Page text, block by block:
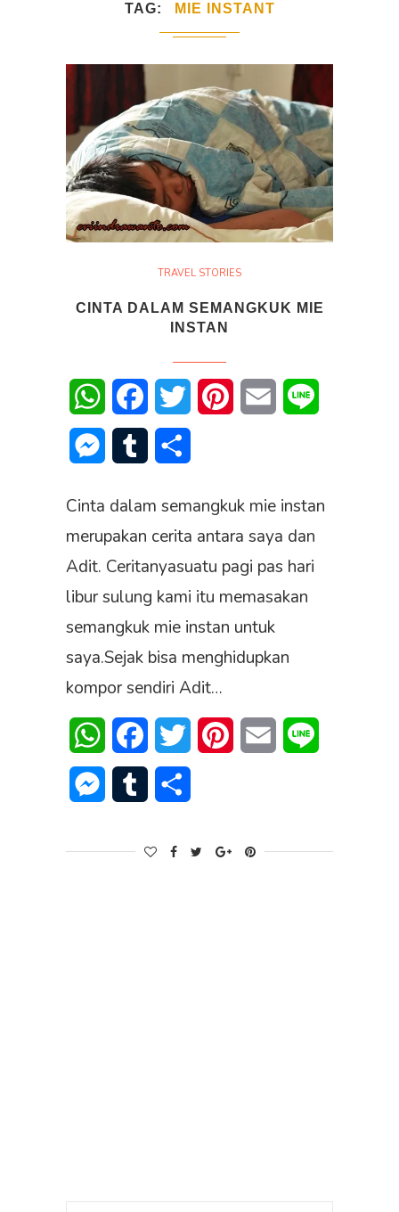
TAG MIE INSTANT
TRAVEL STORIES
CINTA DALAM SEMANGKUK MIE
INSTAN
WhatsAppFacebookTwitter PinterestEmail
Messenger
Tumblr
Cinta dalam semangkuk mie instan
merupakan cerita antara saya dan
Adit. Ceritanyasuatu pagi pas hari
libur sulung kami itu memasakan
semangkuk mie instan untuk
saya.Sejak bisa menghidupkan
kompor sendiri Adit…
WhatsAppFacebookTwitter PinterestEmail
Messenger
Tumblr